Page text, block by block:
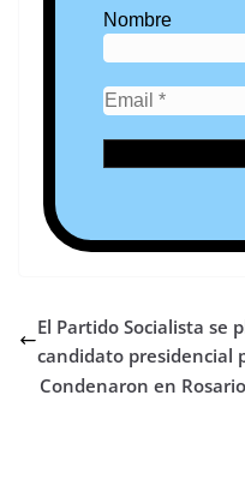
Nombre
El Partido Socialista
candidato presidencial
Condenaron en